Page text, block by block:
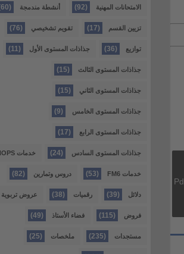
الامتحانات المهنية (92) أنشطة مندمجة
تزيين القسم (17) تقويم تشخيصي (76)
توازيع (36) جذاذات المستوى الأول (11)
جذاذات المستوى الثالث (15)
جذاذات المستوى الثاني (15)
جذاذات المستوى الخامس (9)
جذاذات المستوى الرابع (17)
جذاذات المستوى السادس (24) خدمات CNOPS
خدمات FM6 (53) دروس وتمارين (82)
دلائل (39) رقميات (38) عروض تربوية
فروض (115) فضاء الأستاذ (49)
مستجدات (235) ملخصات (25)